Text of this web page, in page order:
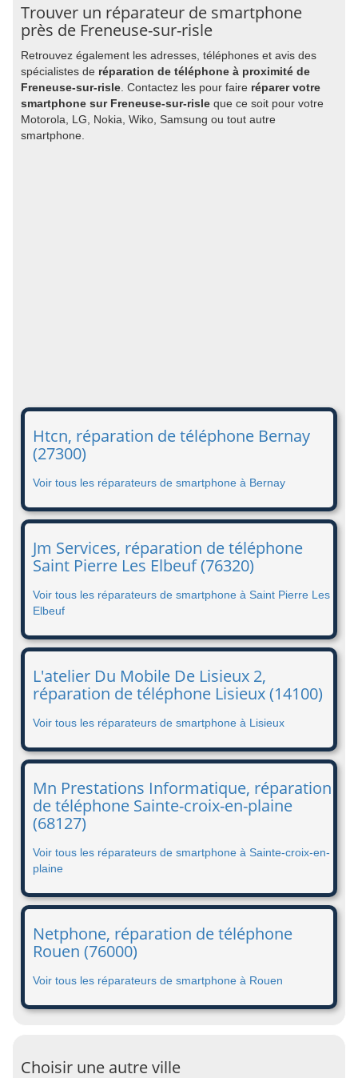
Trouver un réparateur de smartphone
près de Freneuse-sur-risle
Retrouvez également les adresses, téléphones et avis des
spécialistes de réparation de téléphone à proximité de
Freneuse-sur-risle . Contactez les pour faire réparer votre
smartphone sur Freneuse-sur-risle que ce soit pour votre
Motorola, LG, Nokia, Wiko, Samsung ou tout autre
smartphone.
Htcn, réparation de téléphone Bernay
(27300)
Voir tous les réparateurs de smartphone à Bernay
Jm Services, réparation de téléphone
Saint Pierre Les Elbeuf (76320)
Voir tous les réparateurs de smartphone à Saint Pierre Les
Elbeuf
L'atelier Du Mobile De Lisieux 2,
réparation de téléphone Lisieux (14100)
Voir tous les réparateurs de smartphone à Lisieux
Mn Prestations Informatique, réparation
de téléphone Sainte-croix-en-plaine
(68127)
Voir tous les réparateurs de smartphone à Sainte-croix-en-
plaine
Netphone, réparation de téléphone
Rouen (76000)
Voir tous les réparateurs de smartphone à Rouen
Choisir une autre ville